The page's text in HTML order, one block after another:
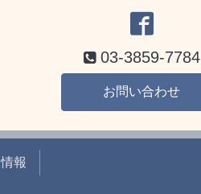
03-3859-7784
お問い合わせ
報